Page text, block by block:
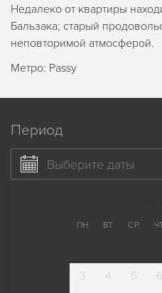
Недалеко от квартиры
Бальзака; старый
неповторимой атмосферой.
Метро: Passy
Период
Выберите даты
ПН ВТ СР
3
4 5 6